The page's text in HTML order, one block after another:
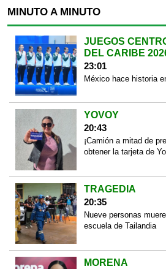
MINUTO A MINUTO
JUEGOS
DEL CARIBE
23:01
México hace historia
YOVOY
20:43
¡Camión a mitad de
obtener la tarjeta de
TRAGEDIA
20:35
Nueve personas
escuela de Tailandia
MORENA